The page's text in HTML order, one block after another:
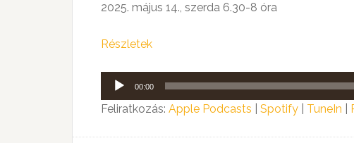
2025. május 14., szerda 6.30-8 óra
Részletek
Audió
lejátszó
00:00
Feliratkozás: Apple Podcasts Spotify TuneIn